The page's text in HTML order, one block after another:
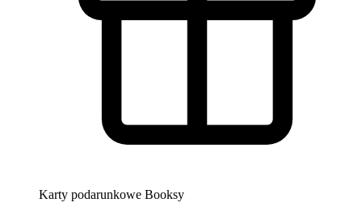
Karty podarunkowe Booksy